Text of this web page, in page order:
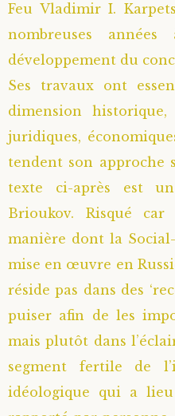
Saint Hilarion
Saint Jean de
Saint Laurent de
Saint Nikon d’Optina
Saint Seraphim de
Saint Serge de
Saint Siméon
Saint Sophrony
Saint Spyridon
Métropolite Zénobe
Archimandrite
Archimandrite Alipi
Archimandrite
Archimandrite
Higoumène Boris
Bienheureuse
Bienheureuse Maria
Staritsa Marie
Geronda Grigorios
Archimandrite
Archimandrite
Entretiens
Famille spirituelle
Portraits
Feu Vladimir I.
nombreuses
développement du
Ses travaux ont
dimension
juridiques,
tendent son approche
texte ci-après est
Brioukov. Risqué
manière dont la
mise en œuvre en
réside pas dans des
puiser afin de les
mais plutôt dans
segment fertile de
idéologique qui a